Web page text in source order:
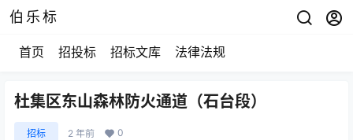
伯乐标
首页 招投标 招标文库 法律法规
杜集区东山森林防火通道（石台段）
招标 2 年前 0